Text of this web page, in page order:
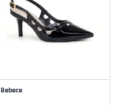
Bebece